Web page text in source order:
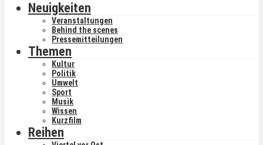
Neuigkeiten
Veranstaltungen
Behind the scenes
Pressemitteilungen
Themen
Kultur
Politik
Umwelt
Sport
Musik
Wissen
Kurzfilm
Reihen